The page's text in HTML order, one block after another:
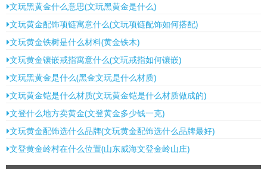
文玩黑黄金什么意思(文玩黑黄金是什么)
文玩黄金配饰项链寓意什么(文玩项链配饰如何搭配)
文玩黄金铁树是什么材料(黄金铁木)
文玩黄金镶嵌戒指寓意什么(文玩戒指如何镶嵌)
文玩黑黄金是什么(黑金文玩是什么材质)
文玩黄金铠是什么材质(文玩黄金铠是什么材质做成的)
文登什么地方卖黄金(文登黄金多少钱一克)
文玩黄金配饰选什么品牌(文玩黄金配饰选什么品牌最好)
文登黄金岭村在什么位置(山东威海文登金岭山庄)